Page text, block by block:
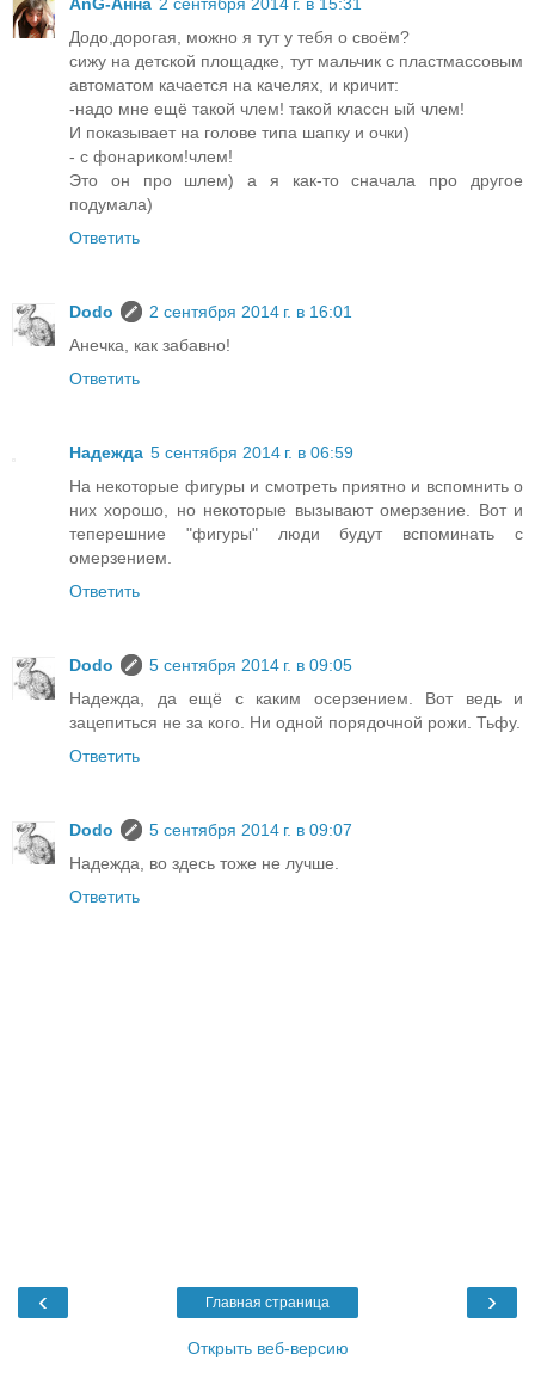
Додо,дорогая, можно я тут у тебя о своём?
сижу на детской площадке, тут мальчик с пластмассовым
автоматом качается на качелях, и кричит:
-надо мне ещё такой члем! такой классн ый члем!
И показывает на голове типа шапку и очки)
- с фонариком!члем!
Это он про шлем) а я как-то сначала про другое
подумала)
Ответить
Dodo
2 сентября 2014 г. в 16:01
Анечка, как забавно!
Ответить
Надежда 5 сентября 2014 г. в 06:59
На некоторые фигуры и смотреть приятно и вспомнить о
них хорошо, но некоторые вызывают омерзение. Вот и
теперешние "фигуры" люди будут вспоминать с
омерзением.
Ответить
Dodo
5 сентября 2014 г. в 09:05
Надежда, да ещё с каким осерзением. Вот ведь и
зацепиться не за кого. Ни одной порядочной рожи. Тьфу.
Ответить
Dodo
5 сентября 2014 г. в 09:07
Надежда, во здесь тоже не лучше.
Ответить
‹ ›
Главная страница
Открыть веб-версию